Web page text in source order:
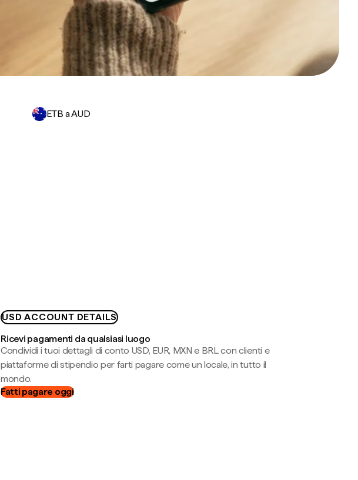
ETB a AUD
USD ACCOUNT DETAILS
Ricevi pagamenti da qualsiasi luogo
Condividi i tuoi dettagli di conto USD, EUR, MXN e BRL con clienti e
piattaforme di stipendio per farti pagare come un locale, in tutto il
mondo.
Fatti pagare oggi